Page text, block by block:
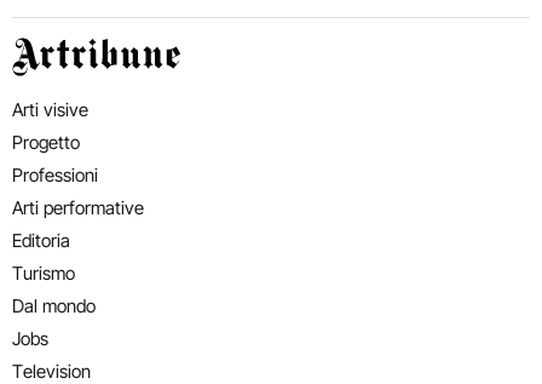
Artribune
Arti visive
Progetto
Professioni
Arti performative
Editoria
Turismo
Dal mondo
Jobs
Television